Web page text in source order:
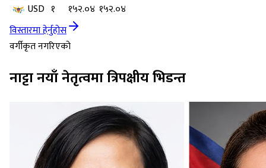
USD १ १५२.०४ १५२.०४
विस्तारमा हेर्नुहोस
वर्गीकृत नगरिएको
नाट्टा नयाँ नेतृत्वमा त्रिपक्षीय भिडन्त